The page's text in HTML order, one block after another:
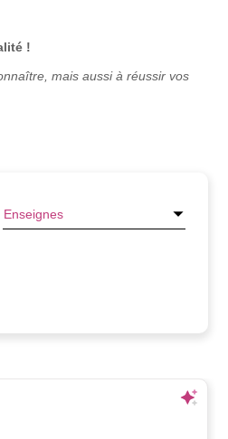
!
mais aussi à réussir vos